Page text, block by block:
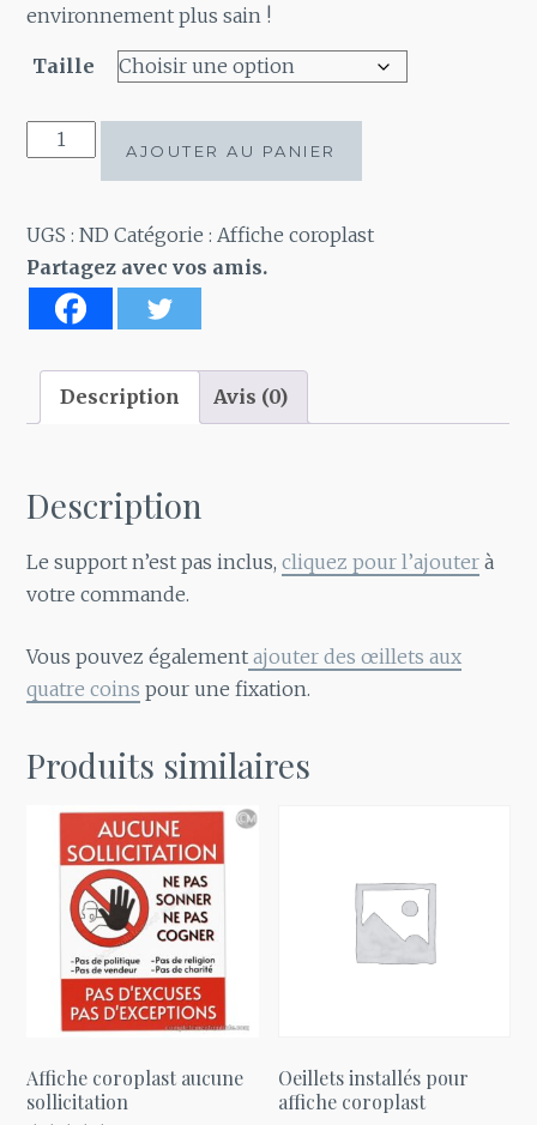
environnement plus sain !
Taille
quantité
coroplast
MON
GAZON
IL
BON
AJOUTER AU PANIER
UGS :ND Catégorie :Affiche coroplast
Partagez avec vos amis.
Description Avis (0)
Description
Le support n’est pas inclus,cliquez pour l’ajouter à
votre commande.
Vous pouvez également ajouter des œillets aux
quatre coins pour une fixation.
Produits similaires
Affiche coroplast aucune
sollicitation
Oeillets installés pour
affiche coroplast